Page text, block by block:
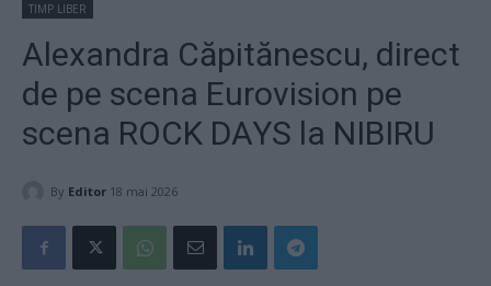
TIMP LIBER
Alexandra Căpitănescu, direct
de pe scena Eurovision pe
scena ROCK DAYS la NIBIRU
By Editor 18 mai 2026